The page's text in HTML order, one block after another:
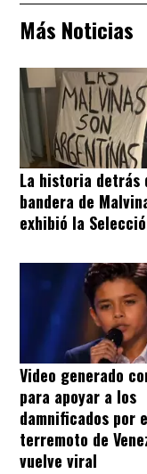
Más Noticias
La historia detrás
bandera de
exhibió la
Video generado
para apoyar a los
damnificados por
terremoto de
vuelve viral